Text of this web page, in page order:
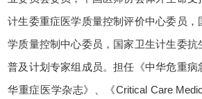
计生委重症医学质量控制评价中心委员，
学质量控制中心委员，国家卫生计生委抗
普及计划专家组成员。担任《中华危重病
华重症医学杂志》、《Critical Care